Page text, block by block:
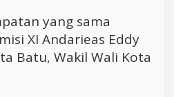
yang sama
XI Andarieas Eddy
Batu, Wakil Wali Kota